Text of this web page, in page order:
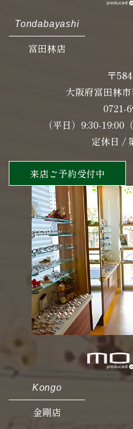
Tondabayashi
富田林店
〒
大阪府富田林
0721-
（平日）9:30-19:00
定休日 /
来店ご予約受付中
Kongo
金剛店